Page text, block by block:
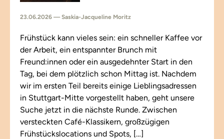
23.06.2026 — Saskia-Jacqueline Moritz
Frühstück kann vieles sein: ein schneller Kaffee vor
der Arbeit, ein entspannter Brunch mit
Freund:innen oder ein ausgedehnter Start in den
Tag, bei dem plötzlich schon Mittag ist. Nachdem
wir im ersten Teil bereits einige Lieblingsadressen
in Stuttgart-Mitte vorgestellt haben, geht unsere
Suche jetzt in die nächste Runde. Zwischen
versteckten Café-Klassikern, großzügigen
Frühstückslocations und Spots, […]